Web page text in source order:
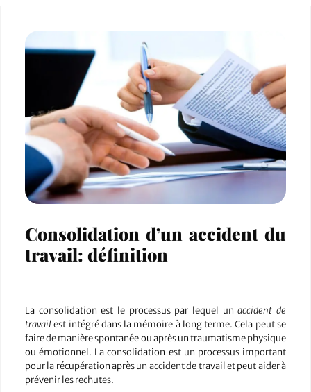
Consolidation d’un accident du
travail: définition
La consolidation est le processus par lequel unaccident de
travail est intégré dans la mémoire à long terme. Cela peut se
faire de manière spontanée ou après un traumatisme physique
ou émotionnel. La consolidation est un processus important
pour la récupération après un accident de travail et peut aider à
prévenir les rechutes.